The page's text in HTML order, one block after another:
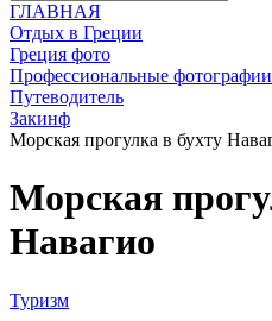
ГЛАВНАЯ
Отдых в Греции
Греция фото
Профессиональные
Путеводитель
Закинф
Морская прогулка в бухту
Морская
Навагио
Туризм